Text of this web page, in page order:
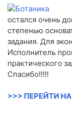
остался очень
степенью
задания. Для
Исполнитель
практического
Спасибо!!!!!
>>> ПЕРЕЙТИ